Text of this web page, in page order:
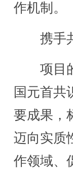
作机制。
携手共
项目的
国元首共
要成果，
迈向实质
作领域、